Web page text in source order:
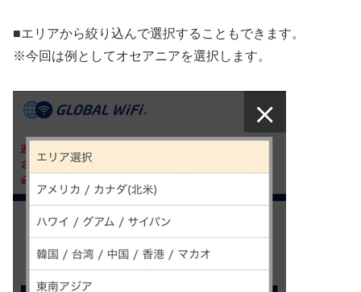
■エリアから絞り込んで選択することもできます。
※今回は例としてオセアニアを選択します。